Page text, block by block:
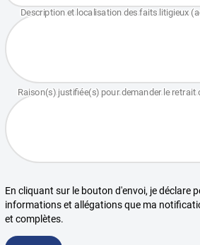
En cliquant sur le bouton d'envoi, je déclare
informations et allégations que ma
et complètes.